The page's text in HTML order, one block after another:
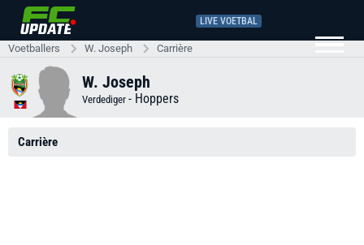
LIVE VOETBAL
Voetballers W. Joseph Carrière
W. Joseph
Verdediger - Hoppers
Carrière